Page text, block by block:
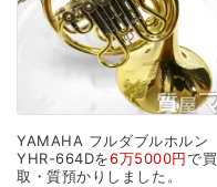
YAMAHA フルダブルホルン
YHR-664Dを6万5000円で買
取・質預かり しました。